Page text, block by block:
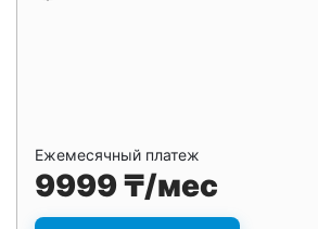
Ежемесячный платеж
9999 ₸/мес